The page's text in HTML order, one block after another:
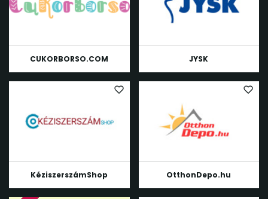
CUKORBORSO.COM JYSK
KéziszerszámShop OtthonDepo.hu